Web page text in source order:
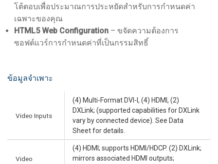
โต้ตอบเพื่อประมาณการประหยัดสำหรับการกำหนดค่า
เฉพาะของคุณ
HTML5 Web Configuration – ขจัดความต้องการ
ซอฟต์แวร์การกำหนดค่าที่เป็นกรรมสิทธิ์
ข้อมูลจำเพาะ
Video Inputs
(4) Multi-Format DVI-I, (4) HDMI, (2)
DXLink; (supported capabilities for DXLink
vary by connected device). See Data
Sheet for details.
Video
(4) HDMI; supports HDMI/HDCP. (2) DXLink;
mirrors associated HDMI outputs;